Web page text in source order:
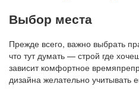
Выбор места
Прежде всего, важно выбрать
что тут думать — строй где
зависит комфортное
дизайна желательно учитывать